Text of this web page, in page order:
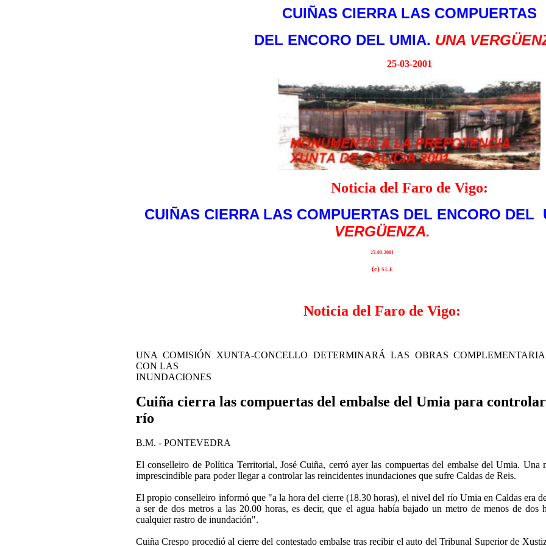
CUIÑAS CIERRA LAS COMPUERTAS
DEL ENCORO DEL UMIA. UNA
25-03-2001
Noticia del Faro de Vigo:
CUIÑAS CIERRA LAS COMPUERTAS DEL ENCORO DEL
VERGÜENZA.
25-03-2001
(c) S.L.F.
Noticia del Faro de Vigo:
UNA COMISIÓN XUNTA-CONCELLO DETERMINARÁ LAS OBRAS
CON LAS
INUNDACIONES
Cuiña cierra las compuertas del embalse del Umia para
río
B.M. - PONTEVEDRA
El conselleiro de Política Territorial, José Cuiña, cerró ayer las compuertas del embalse del Umia. Una
imprescindible para poder llegar a controlar las reincidentes inundaciones que sufre Caldas de Reis.
El propio conselleiro informó que "a la hora del cierre (18.30 horas), el nivel del río Umia en Caldas era
a ser de dos metros a las 20.00 horas, es decir, que el agua había bajado un metro de menos de dos
cualquier rastro de inundación".
Cuiña Crespo procedió al cierre del contestado embalse tras recibir el auto del Tribunal Superior de